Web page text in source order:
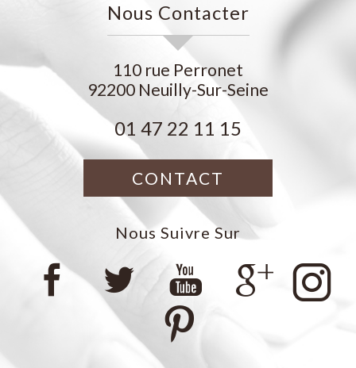
Nous Contacter
110 rue Perronet
92200 Neuilly-Sur-Seine
01 47 22 11 15
CONTACT
Nous Suivre Sur